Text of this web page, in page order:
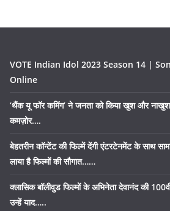
VOTE Indian Idol 2023 Season 14 |
Online
‘थैंक यू फॉर कमिंग’ ने जनता को किया खुश और
कमज़ोर….
बेहतरीन कॉन्टेंट की फिल्में देंगी एंटरटेनमेंट के साथ
लाया है फिल्मों की सौगात……
क्लासिक बॉलीवुड फिल्मों के अभिनेता देवानंद की
उन्हें याद…..